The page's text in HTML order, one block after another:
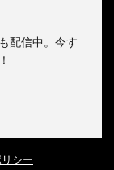
配信中。今す
シー